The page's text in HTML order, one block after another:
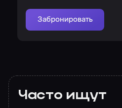
Забронировать
Часто ищут